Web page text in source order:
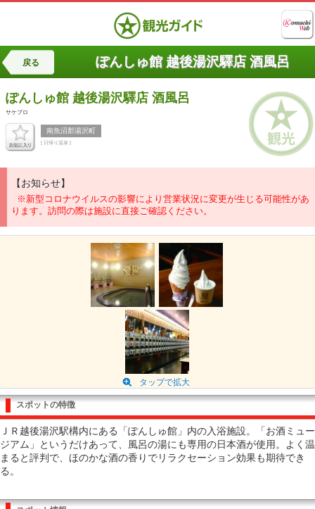
戻る ぽんしゅ館 越後湯沢驛店 酒風呂
ぽんしゅ館 越後湯沢驛店 酒風呂
サケブロ
南魚沼郡湯沢町
[ 日帰り温泉 ]
【お知らせ】
※新型コロナウイルスの影響により営業状況に変更が生じる可能性があ
ります。訪問の際は施設に直接ご確認ください。
タップで拡大
スポットの特徴
ＪＲ越後湯沢駅構内にある「ぽんしゅ館」内の入浴施設。「お酒ミュー
ジアム」というだけあって、風呂の湯にも専用の日本酒が使用。よく温
まると評判で、ほのかな酒の香りでリラクセーション効果も期待でき
る。